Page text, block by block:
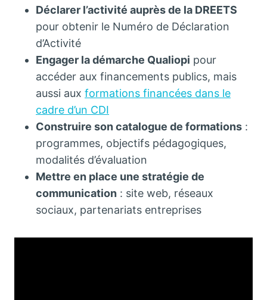
Déclarer l’activité auprès de la DREETS
pour obtenir le Numéro de Déclaration
d’Activité
Engager la démarche Qualiopi pour
accéder aux financements publics, mais
aussi aux formations financées dans le
cadre d’un CDI
Construire son catalogue de formations :
programmes, objectifs pédagogiques,
modalités d’évaluation
Mettre en place une stratégie de
communication : site web, réseaux
sociaux, partenariats entreprises